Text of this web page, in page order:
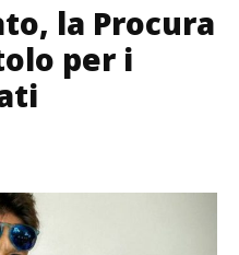
la Procura
per i